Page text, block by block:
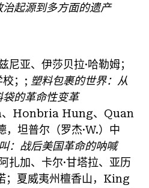
治起源到多方面的遗产
尼亚、伊莎贝拉·哈勒姆；
；; 塑料包裹的世界：从
的革命性变革
Honbria Hung、Quan
坦普尔（罗杰·W.）中
：战后美国革命的呐喊
扎加、卡尔·甘塔拉、亚历
；夏威夷州檀香山，King